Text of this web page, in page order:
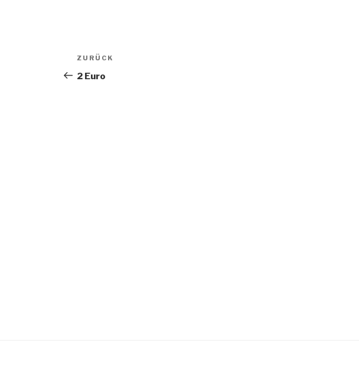
Beitrags-
Navigation
Vorheriger
Beitrag
ZURÜCK
2 Euro